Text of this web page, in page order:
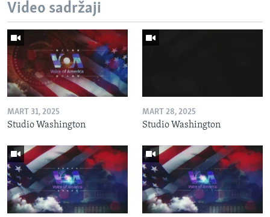
Video sadržaji
MART 31, 2025
Studio Washington
MART 28, 2025
Studio Washington